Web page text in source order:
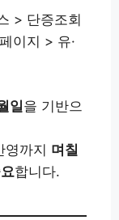
> 단증조회
이지 > 유·
일을 기반으
영까지 며칠
합니다.